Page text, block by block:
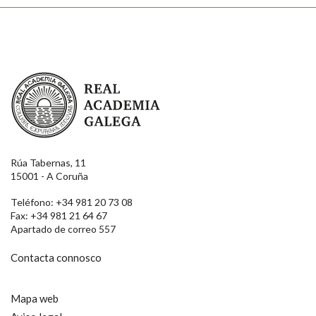
Real Academia Galega
Rúa Tabernas, 11
15001 - A Coruña
Teléfono: +34 981 20 73 08
Fax: +34 981 21 64 67
Apartado de correo 557
Contacta connosco
Mapa web